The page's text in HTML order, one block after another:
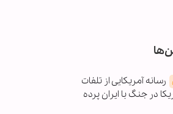
رسانه آمریکایی از تلفات
در جنگ با ایران پرده